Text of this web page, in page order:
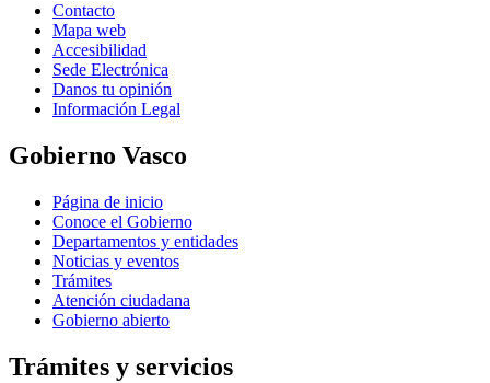
Contacto
Mapa web
Accesibilidad
Sede Electrónica
Danos tu opinión
Información Legal
Gobierno Vasco
Página de inicio
Conoce el Gobierno
Departamentos y entidades
Noticias y eventos
Trámites
Atención ciudadana
Gobierno abierto
Trámites y servicios